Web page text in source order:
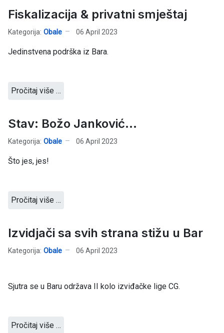
Fiskalizacija & privatni smještaj
Kategorija: Obale 06 April 2023
Jedinstvena podrška iz Bara.
Pročitaj više …
Stav: Božo Janković...
Kategorija: Obale 06 April 2023
Što jes, jes!
Pročitaj više …
Izvidjači sa svih strana stižu u Bar
Kategorija: Obale 06 April 2023
Sjutra se u Baru održava II kolo izviđačke lige CG.
Pročitaj više …